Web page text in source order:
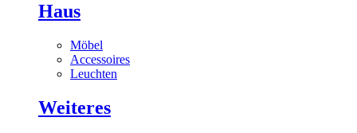
Haus
Möbel
Accessoires
Leuchten
Weiteres